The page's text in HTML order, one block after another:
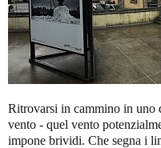
Ritrovarsi in cammino in uno
vento - quel vento
impone brividi. Che segna i